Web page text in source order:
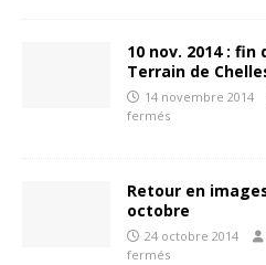
10 nov. 2014 :
Terrain de
14 novembre 2014
fermés
Retour en
octobre
24 octobre 2014
fermés